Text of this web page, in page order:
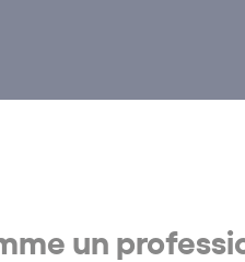
un